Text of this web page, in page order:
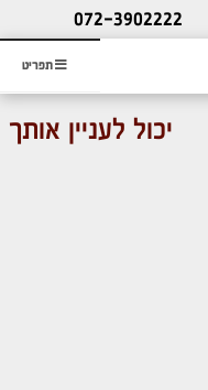
תפריט
ליעוץ חינם
והזמנת כרטיס שמחות
072-3902222
יכול לעניין אותך